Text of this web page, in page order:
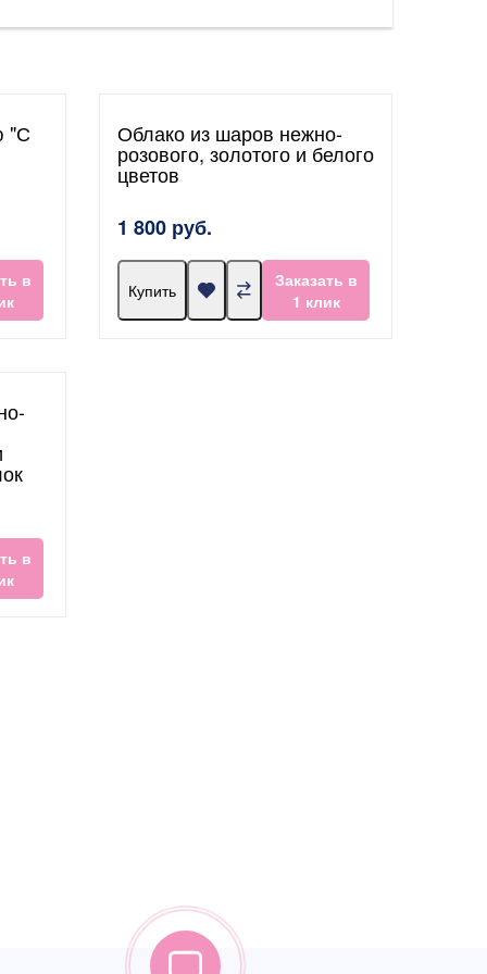
"С
в
Облако из шаров нежно-
розового, золотого и белого
цветов
1 800 руб.
Купить
Заказать в
1 клик
в